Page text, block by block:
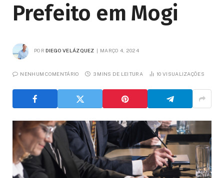
Prefeito em Mogi
POR DIEGO VELÁZQUEZ MARÇO 4, 2024
NENHUM COMENTÁRIO 3 MINS DE LEITURA 10VISUALIZAÇÕES